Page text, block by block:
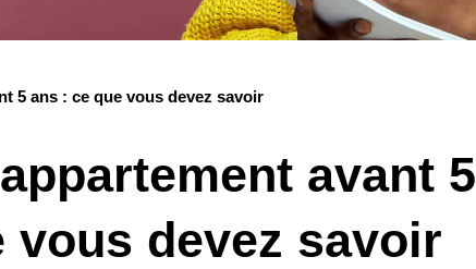
5 ans : ce que vous devez savoir
avant 5
vous devez savoir